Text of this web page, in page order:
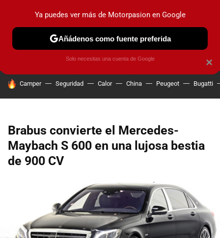
PRUEBAS COCHES ELÉCTRICOS OBSERVATORIO
HOY SE HABLA DE
Camper Seguridad Calor China Peugeot Bugatti
Brabus convierte el Mercedes-
Maybach S 600 en una lujosa bestia
de 900 CV
×
Ya puedes ver más de Motorpasion en Google
Añádenos como fuente preferida
Solo necesitas una cuenta de Google